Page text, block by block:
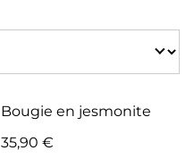
Bougie en jesmonite
35,90 €